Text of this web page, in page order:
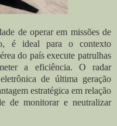
de operar em missões de
é ideal para o contexto
do país execute patrulhas
a eficiência. O radar
de última geração
estratégica em relação
de monitorar e neutralizar